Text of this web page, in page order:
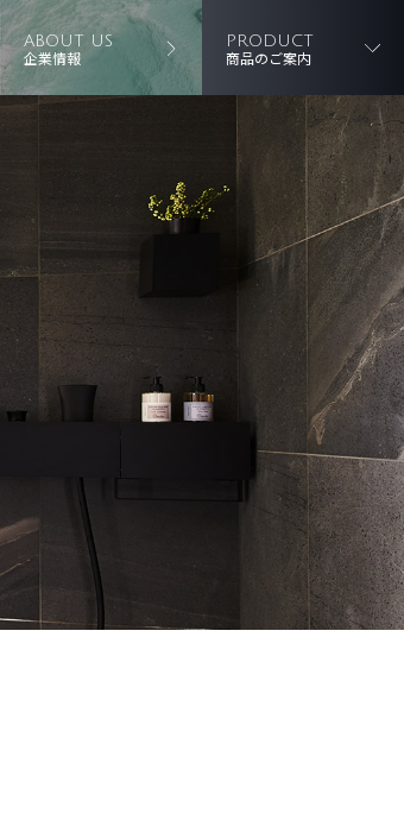
ABOUT US
企業情報
PRODUCT
商品のご案内